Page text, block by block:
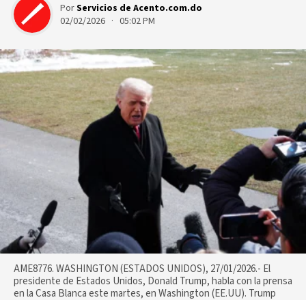
PorServicios de Acento.com.do
02/02/2026 · 05:02 PM
AME8776. WASHINGTON (ESTADOS UNIDOS), 27/01/2026.- El
presidente de Estados Unidos, Donald Trump, habla con la prensa
en la Casa Blanca este martes, en Washington (EE.UU). Trump